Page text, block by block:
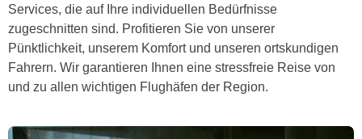
Services, die auf Ihre individuellen Bedürfnisse
zugeschnitten sind. Profitieren Sie von unserer
Pünktlichkeit, unserem Komfort und unseren ortskundigen
Fahrern. Wir garantieren Ihnen eine stressfreie Reise von
und zu allen wichtigen Flughäfen der Region.